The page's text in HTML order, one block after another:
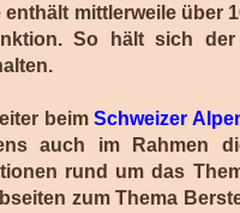
mittlerweile über
So hält sich der
beimSchweizer
auch im Rahmen
rund um das
zum Thema